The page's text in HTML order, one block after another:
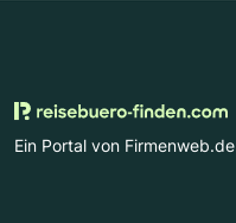
Ein Portal von Firmenweb.de